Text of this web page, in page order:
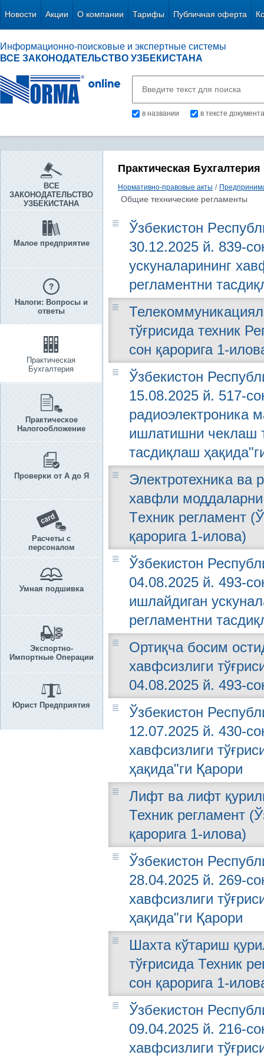
Новости Акции О компании Тарифы Публичная оферта
Информационно-поисковые и экспертные системы
ВСЕ ЗАКОНОДАТЕЛЬСТВО УЗБЕКИСТАНА
в названии в тексте документа
ВСЕ
ЗАКОНОДАТЕЛЬСТВО
УЗБЕКИСТАНА
Малое предприятие
Налоги: Вопросы и
ответы
Практическая
Бухгалтерия
Практическое
Налогообложение
Проверки от А до Я
Расчеты с
персоналом
Умная подшивка
Экспортно-
Импортные Операции
Юрист Предприятия
Практическая Бухгалтерия
Нормативно-правовые акты /
Общие технические регламенты
Ўзбeкистон
30.12.2025 й. 839-
ускуналарининг
регламентни
тўғрисида техник
сон қарорига 1-
Ўзбекистон
15.08.2025 й. 517-
радиоэлектроника
ишлатишни чеклаш
тасдиқлаш
Электротехника ва
хавфли
Тeхник рeгламeнт
қарорига 1-илова)
Ўзбекистон
04.08.2025 й. 493-
ишлайдиган
регламентни
Ортиқча босим
хавфсизлиги
04.08.2025 й. 493-
Ўзбекистон
12.07.2025 й. 430-
хавфсизлиги
ҳақида"ги Қарори
Лифт ва лифт
Техник регламент
қарорига 1-илова)
Ўзбекистон
28.04.2025 й. 269-
хавфсизлиги
ҳақида"ги Қарори
Шахта кўтариш
тўғрисида Техник
сон қарорига 1-
Ўзбекистон
09.04.2025 й. 216-
хавфсизлиги